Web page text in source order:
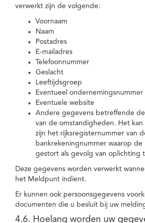
verwerkt zijn de volgende:
Voornaam
Naam
Postadres
E-mailadres
Telefoonnummer
Geslacht
Leeftijdsgroep
Eventueel ondernemingsnummer
Eventuele website
Andere gegevens betreffende
van de omstandigheden. Het
zijn het rijksregisternummer van
bankrekeningnummer waarop
gestort als gevolg van oplichting
Deze gegevens worden verwerkt
het Meldpunt indient.
Er kunnen ook persoonsgegevens
documenten die u besluit bij uw
4.6. Hoelang worden uw